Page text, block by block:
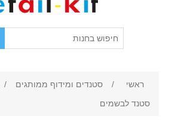
ראשי / סטנדים ומידוף ממותגים /
סטנד לבשמים